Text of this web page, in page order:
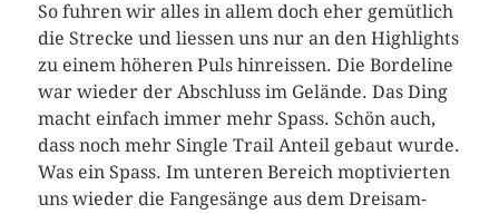
So fuhren wir alles in allem doch eher gemütlich
die Strecke und liessen uns nur an den Highlights
zu einem höheren Puls hinreissen. Die Bordeline
war wieder der Abschluss im Gelände. Das Ding
macht einfach immer mehr Spass. Schön auch,
dass noch mehr Single Trail Anteil gebaut wurde.
Was ein Spass. Im unteren Bereich moptivierten
uns wieder die Fangesänge aus dem Dreisam-